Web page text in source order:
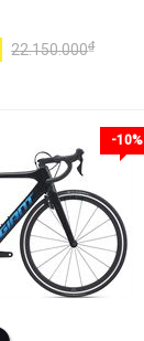
22.150.000₫
-10%